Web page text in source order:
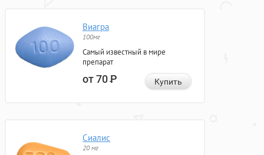
Виагра
100мг
Самый известный в мире
препарат
от 70Р Купить
Сиалис
20 мг